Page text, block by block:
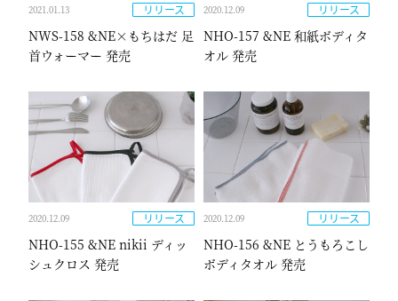
2021.01.13 リリース
NWS-158 &NE×もちはだ 足
首ウォーマー 発売
2020.12.09 リリース
NHO-157 &NE 和紙ボディタ
オル 発売
2020.12.09 リリース
NHO-155 &NE nikii ディッ
シュクロス 発売
2020.12.09 リリース
NHO-156 &NE とうもろこし
ボディタオル 発売